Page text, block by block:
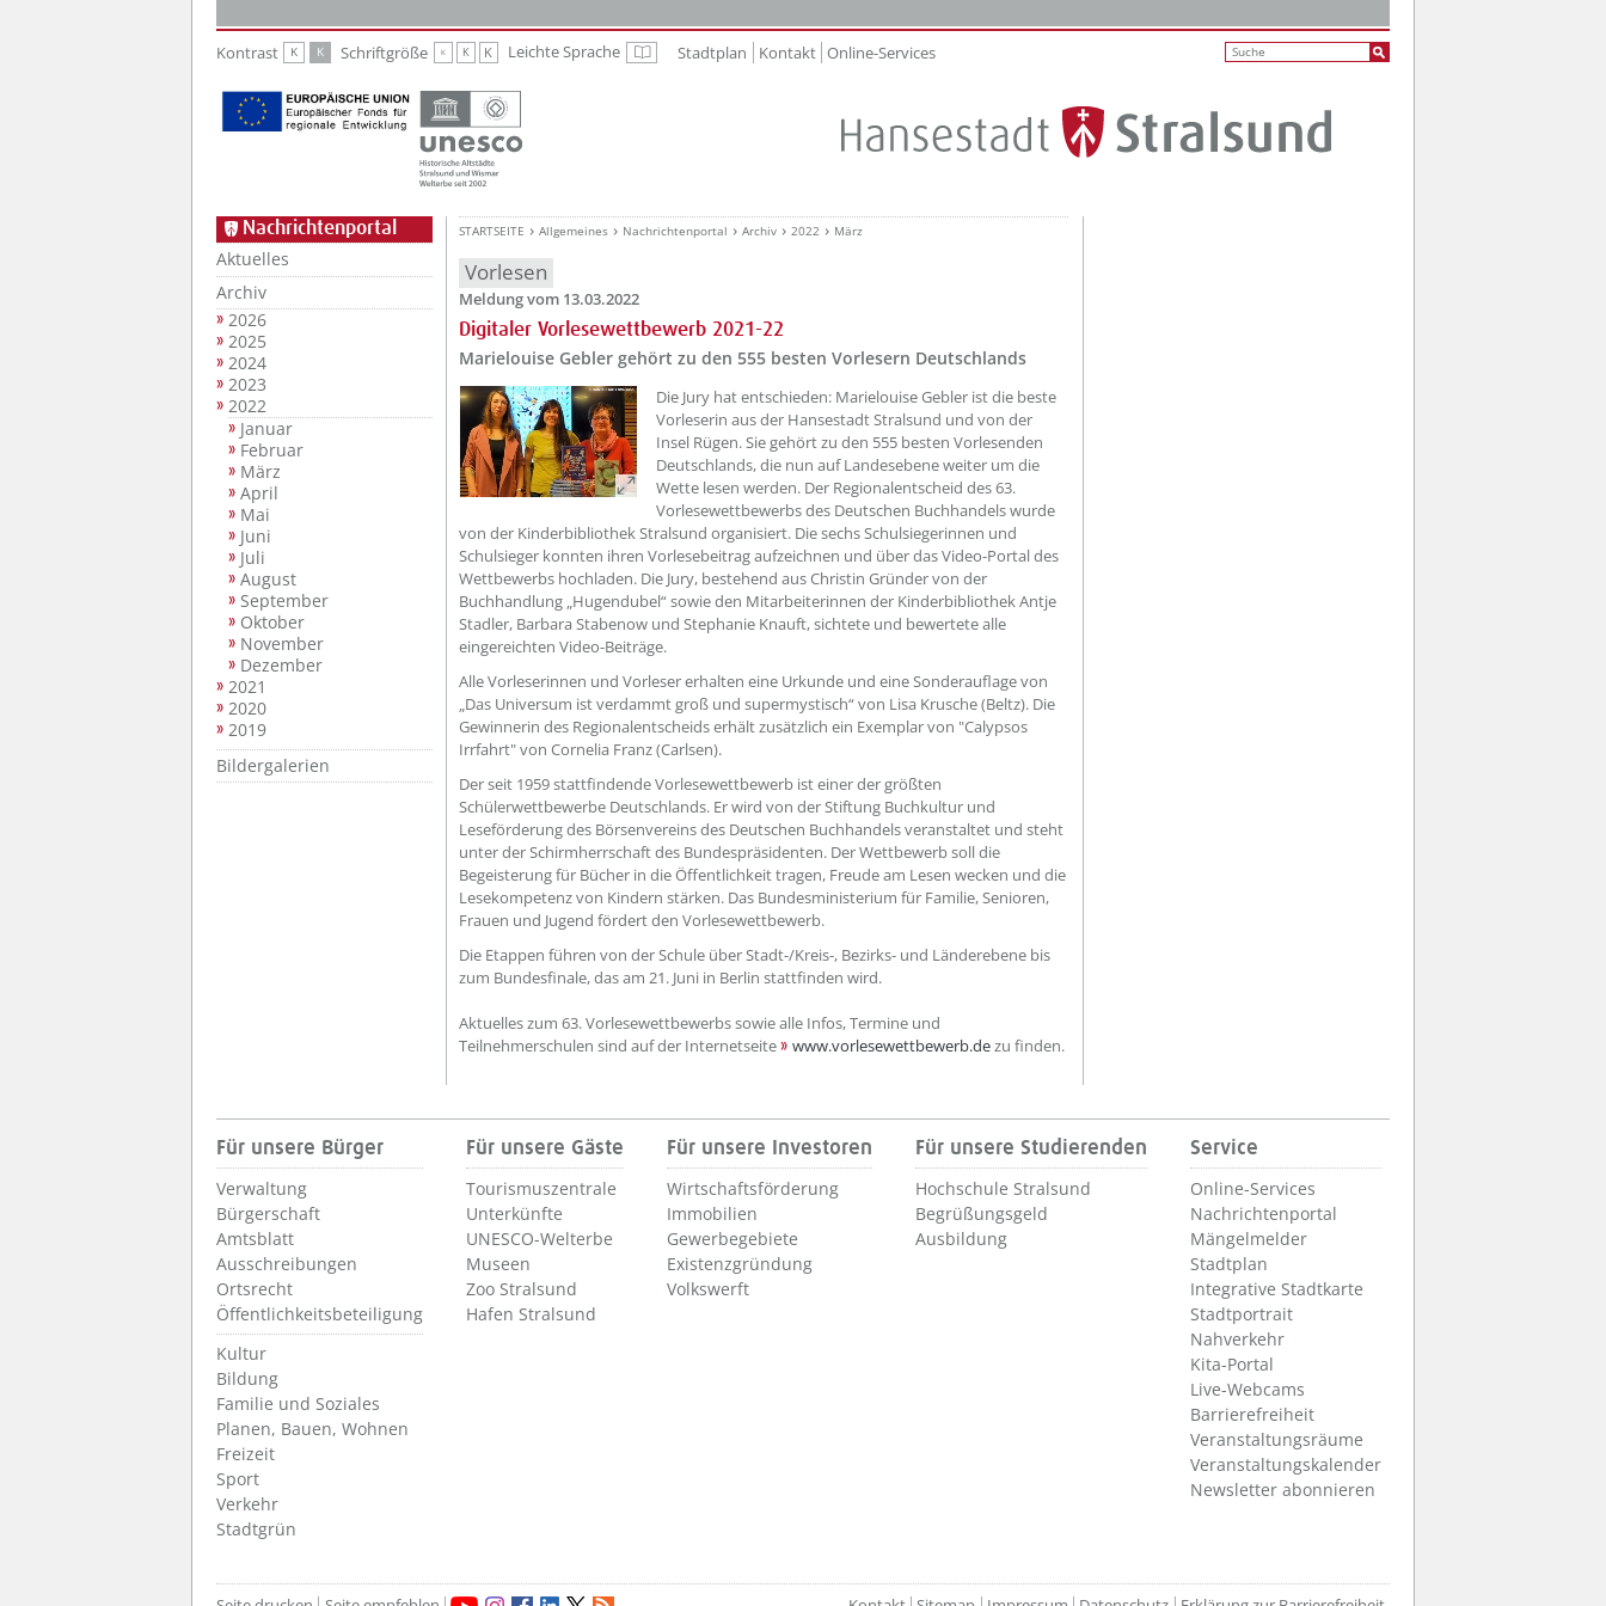
Kontrast K K Schriftgröße K K K Leichte Sprache Leichte Sprache
Stadtplan Kontakt Online-Services
Nachrichtenportal
Aktuelles
Archiv
2026
2025
2024
2023
2022
Januar
Februar
März
April
Mai
Juni
Juli
August
September
Oktober
November
Dezember
2021
2020
2019
Bildergalerien
STARTSEITE Allgemeines Nachrichtenportal Archiv 2022 März
Vorlesen
Meldung vom 13.03.2022
Digitaler Vorlesewettbewerb 2021-22
Marielouise Gebler gehört zu den 555 besten Vorlesern Deutschlands
??? absaetzeOben[1]/titel ???
Die Jury hat entschieden: Marielouise Gebler ist die beste
Vorleserin aus der Hansestadt Stralsund und von der
Insel Rügen. Sie gehört zu den 555 besten Vorlesenden
Deutschlands, die nun auf Landesebene weiter um die
Wette lesen werden. Der Regionalentscheid des 63.
Vorlesewettbewerbs des Deutschen Buchhandels wurde
von der Kinderbibliothek Stralsund organisiert. Die sechs Schulsiegerinnen und
Schulsieger konnten ihren Vorlesebeitrag aufzeichnen und über das Video-Portal des
Wettbewerbs hochladen. Die Jury, bestehend aus Christin Gründer von der
Buchhandlung „Hugendubel“ sowie den Mitarbeiterinnen der Kinderbibliothek Antje
Stadler, Barbara Stabenow und Stephanie Knauft, sichtete und bewertete alle
eingereichten Video-Beiträge.
Alle Vorleserinnen und Vorleser erhalten eine Urkunde und eine Sonderauflage von
„Das Universum ist verdammt groß und supermystisch“ von Lisa Krusche (Beltz). Die
Gewinnerin des Regionalentscheids erhält zusätzlich ein Exemplar von "Calypsos
Irrfahrt" von Cornelia Franz (Carlsen).
Der seit 1959 stattfindende Vorlesewettbewerb ist einer der größten
Schülerwettbewerbe Deutschlands. Er wird von der Stiftung Buchkultur und
Leseförderung des Börsenvereins des Deutschen Buchhandels veranstaltet und steht
unter der Schirmherrschaft des Bundespräsidenten. Der Wettbewerb soll die
Begeisterung für Bücher in die Öffentlichkeit tragen, Freude am Lesen wecken und die
Lesekompetenz von Kindern stärken. Das Bundesministerium für Familie, Senioren,
Frauen und Jugend fördert den Vorlesewettbewerb.
Die Etappen führen von der Schule über Stadt-/Kreis-, Bezirks- und Länderebene bis
zum Bundesfinale, das am 21. Juni in Berlin stattfinden wird.
Aktuelles zum 63. Vorlesewettbewerbs sowie alle Infos, Termine und
Teilnehmerschulen sind auf der Internetseite
www.vorlesewettbewerb.dezu finden.
Für unsere Bürger
Verwaltung
Bürgerschaft
Amtsblatt
Ausschreibungen
Ortsrecht
Öffentlichkeitsbeteiligung
Kultur
Bildung
Familie und Soziales
Planen, Bauen, Wohnen
Freizeit
Sport
Verkehr
Stadtgrün
Für unsere Gäste
Tourismuszentrale
Unterkünfte
UNESCO-Welterbe
Museen
Zoo Stralsund
Hafen Stralsund
Für unsere Investoren
Wirtschaftsförderung
Immobilien
Gewerbegebiete
Existenzgründung
Volkswerft
Für unsere Studierenden
Hochschule Stralsund
Begrüßungsgeld
Ausbildung
Service
Online-Services
Nachrichtenportal
Mängelmelder
Stadtplan
Integrative Stadtkarte
Stadtportrait
Nahverkehr
Kita-Portal
Live-Webcams
Barrierefreiheit
Veranstaltungsräume
Veranstaltungskalender
Newsletter abonnieren